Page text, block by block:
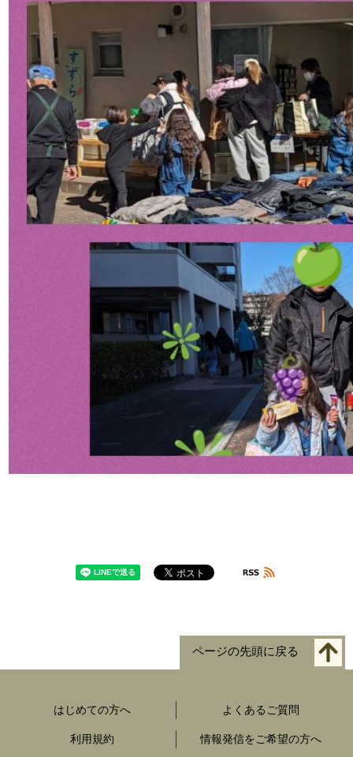
ページの先頭に戻る
はじめての方へ よくあるご質問
利用規約 情報発信をご希望の方へ